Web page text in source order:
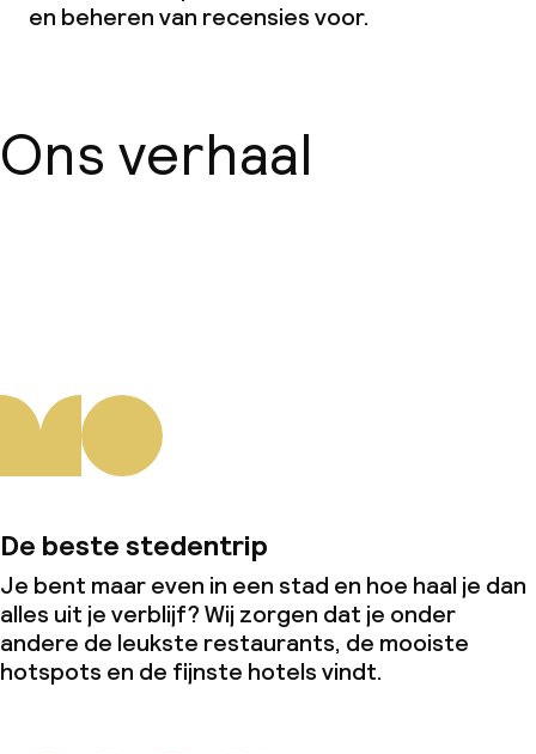
en beheren van recensies voor.
Ons verhaal
De beste stedentrip
Je bent maar even in een stad en hoe haal je dan
alles uit je verblijf? Wij zorgen dat je onder
andere de leukste restaurants, de mooiste
hotspots en de fijnste hotels vindt.